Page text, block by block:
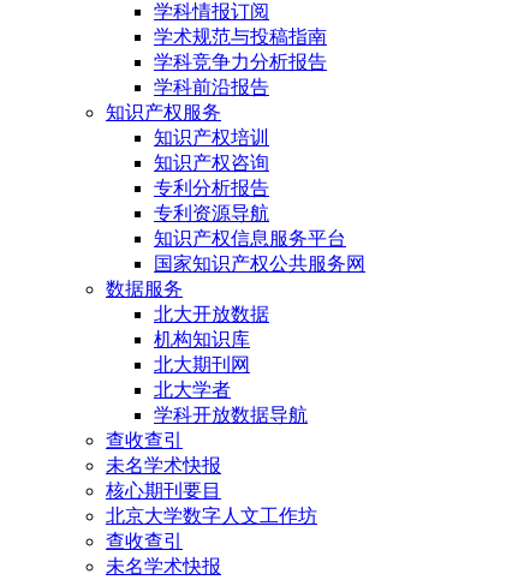
学科情报订阅
学术规范与投稿指南
学科竞争力分析报告
学科前沿报告
知识产权服务
知识产权培训
知识产权咨询
专利分析报告
专利资源导航
知识产权信息服务平台
国家知识产权公共服务网
数据服务
北大开放数据
机构知识库
北大期刊网
北大学者
学科开放数据导航
查收查引
未名学术快报
核心期刊要目
北京大学数字人文工作坊
查收查引
未名学术快报